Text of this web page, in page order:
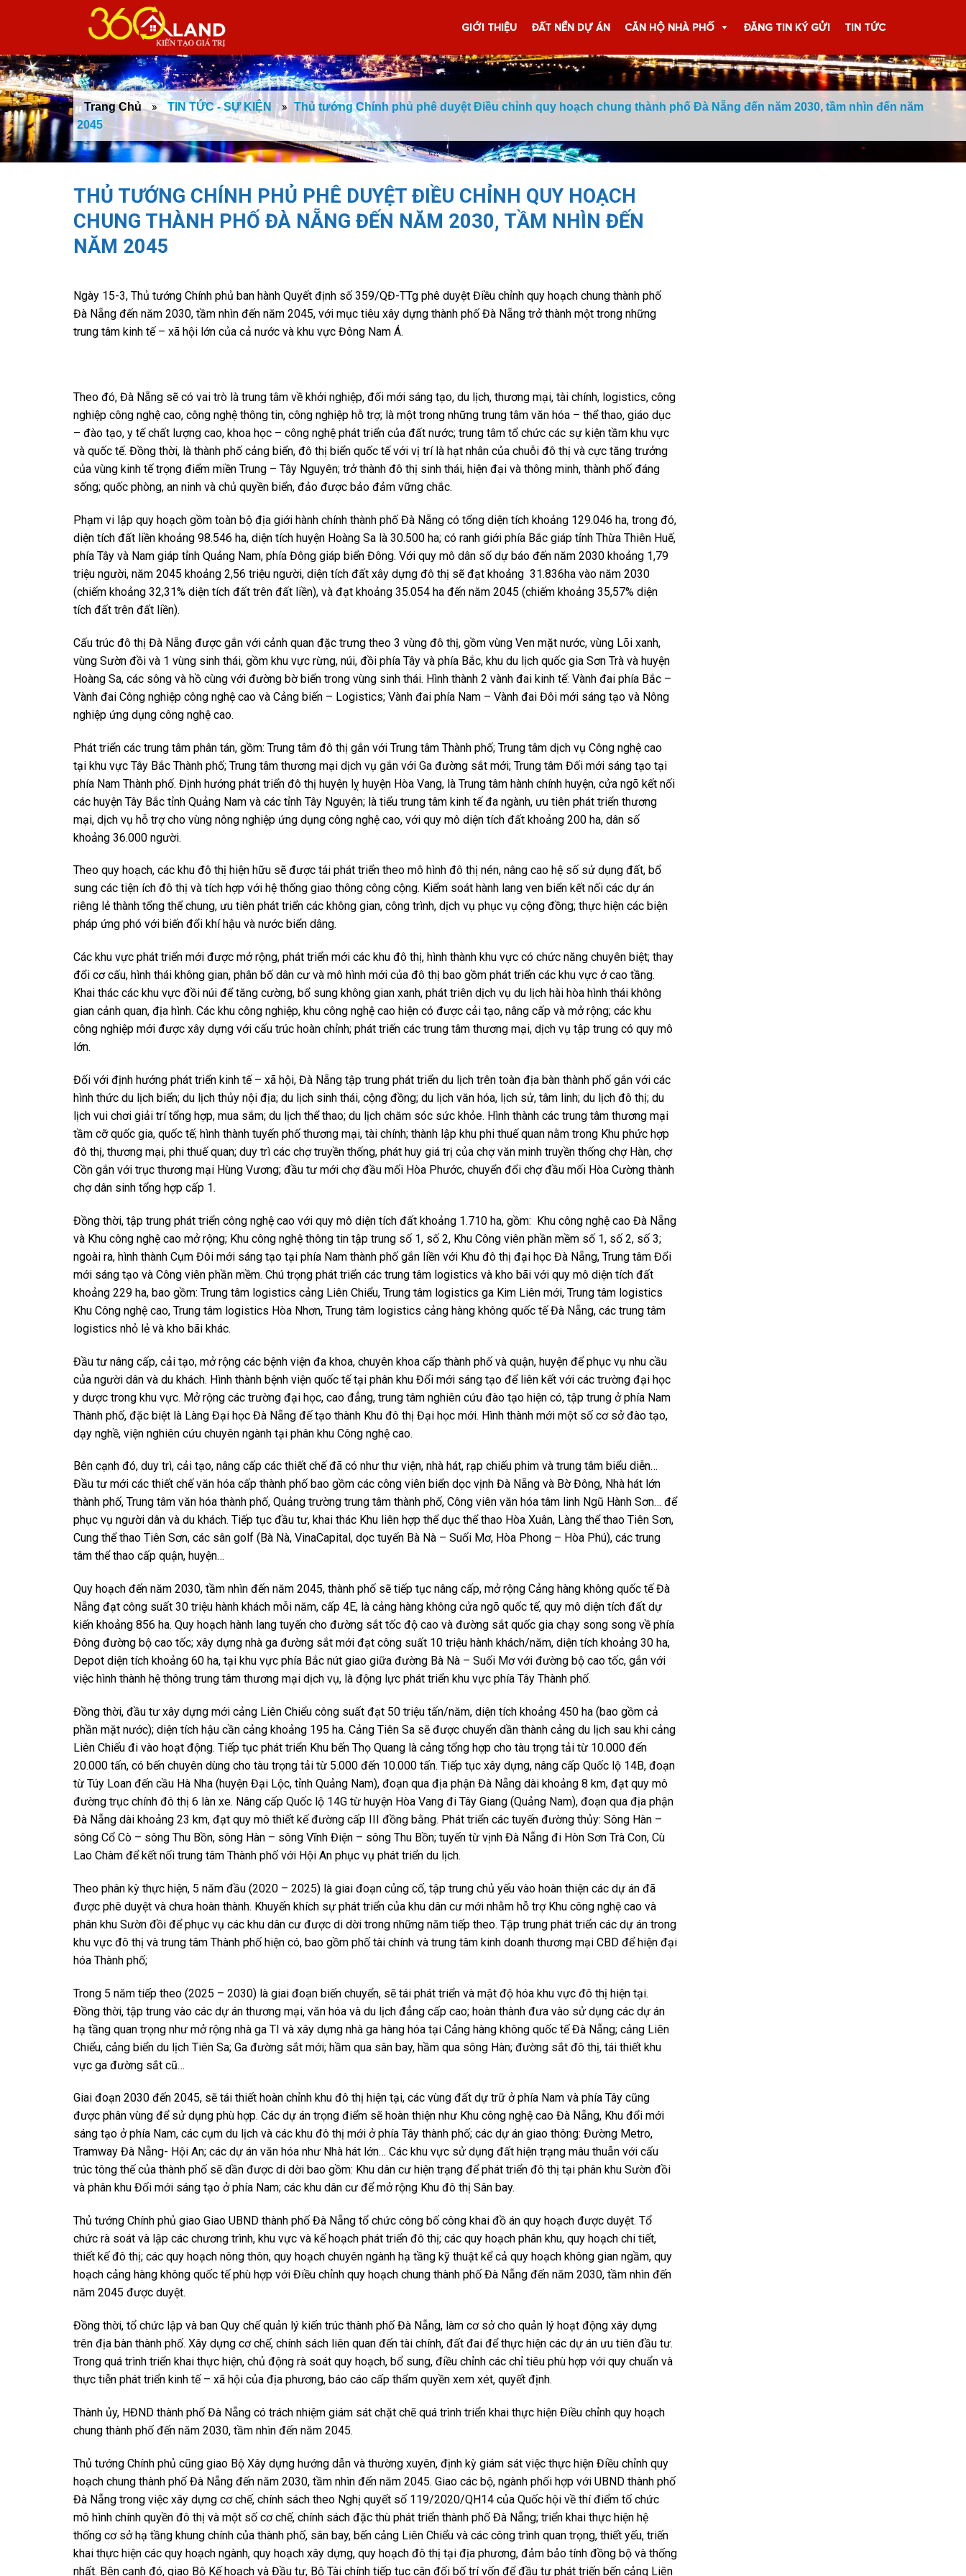
GIỚI THIỆU ĐẤT NỀN DỰ ÁN CĂN HỘ NHÀ PHỐ ĐĂNG TIN KÝ GỬI TIN TỨC
Trang Chủ » TIN TỨC - SỰ KIỆN » Thủ tướng Chính phủ phê duyệt Điều chỉnh quy hoạch chung thành phố Đà Nẵng đến năm 2030, tầm nhìn đến năm
2045
THỦ TƯỚNG CHÍNH PHỦ PHÊ DUYỆT ĐIỀU CHỈNH QUY HOẠCH
CHUNG THÀNH PHỐ ĐÀ NẴNG ĐẾN NĂM 2030, TẦM NHÌN ĐẾN
NĂM 2045
Ngày 15-3, Thủ tướng Chính phủ ban hành Quyết định số 359/QĐ-TTg phê duyệt Điều chỉnh quy hoạch chung thành phố
Đà Nẵng đến năm 2030, tầm nhìn đến năm 2045, với mục tiêu xây dựng thành phố Đà Nẵng trở thành một trong những
trung tâm kinh tế – xã hội lớn của cả nước và khu vực Đông Nam Á.
Theo đó, Đà Nẵng sẽ có vai trò là trung tâm về khởi nghiệp, đối mới sáng tạo, du lịch, thương mại, tài chính, logistics, công
nghiệp công nghệ cao, công nghệ thông tin, công nghiệp hỗ trợ; là một trong những trung tâm văn hóa – thể thao, giáo dục
– đào tạo, y tế chất lượng cao, khoa học – công nghệ phát triển của đất nước; trung tâm tổ chức các sự kiện tầm khu vực
và quốc tế. Đồng thời, là thành phố cảng biển, đô thị biển quốc tế với vị trí là hạt nhân của chuỗi đô thị và cực tăng trưởng
của vùng kinh tế trọng điểm miền Trung – Tây Nguyên; trở thành đô thị sinh thái, hiện đại và thông minh, thành phố đáng
sống; quốc phòng, an ninh và chủ quyền biển, đảo được bảo đảm vững chắc.
Phạm vi lập quy hoạch gồm toàn bộ địa giới hành chính thành phố Đà Nẵng có tổng diện tích khoảng 129.046 ha, trong đó,
diện tích đất liền khoảng 98.546 ha, diện tích huyện Hoàng Sa là 30.500 ha; có ranh giới phía Bắc giáp tỉnh Thừa Thiên Huế,
phía Tây và Nam giáp tỉnh Quảng Nam, phía Đông giáp biển Đông. Với quy mô dân số dự báo đến năm 2030 khoảng 1,79
triệu người, năm 2045 khoảng 2,56 triệu người, diện tích đất xây dựng đô thị sẽ đạt khoảng 31.836ha vào năm 2030
(chiếm khoảng 32,31% diện tích đất trên đất liền), và đạt khoảng 35.054 ha đến năm 2045 (chiếm khoảng 35,57% diện
tích đất trên đất liền).
Cấu trúc đô thị Đà Nẵng được gắn với cảnh quan đặc trưng theo 3 vùng đô thị, gồm vùng Ven mặt nước, vùng Lõi xanh,
vùng Sườn đồi và 1 vùng sinh thái, gồm khu vực rừng, núi, đồi phía Tây và phía Bắc, khu du lịch quốc gia Sơn Trà và huyện
Hoàng Sa, các sông và hồ cùng với đường bờ biển trong vùng sinh thái. Hình thành 2 vành đai kinh tế: Vành đai phía Bắc –
Vành đai Công nghiệp công nghệ cao và Cảng biến – Logistics; Vành đai phía Nam – Vành đai Đôi mới sáng tạo và Nông
nghiệp ứng dụng công nghệ cao.
Phát triển các trung tâm phân tán, gồm: Trung tâm đô thị gắn với Trung tâm Thành phố; Trung tâm dịch vụ Công nghệ cao
tại khu vực Tây Bắc Thành phố; Trung tâm thương mại dịch vụ gắn với Ga đường sắt mới; Trung tâm Đối mới sáng tạo tại
phía Nam Thành phố. Định hướng phát triển đô thị huyện lỵ huyện Hòa Vang, là Trung tâm hành chính huyện, cửa ngõ kết nối
các huyện Tây Bắc tỉnh Quảng Nam và các tỉnh Tây Nguyên; là tiểu trung tâm kinh tế đa ngành, ưu tiên phát triển thương
mại, dịch vụ hỗ trợ cho vùng nông nghiệp ứng dụng công nghệ cao, với quy mô diện tích đất khoảng 200 ha, dân số
khoảng 36.000 người.
Theo quy hoạch, các khu đô thị hiện hữu sẽ được tái phát triển theo mô hình đô thị nén, nâng cao hệ số sử dụng đất, bổ
sung các tiện ích đô thị và tích hợp với hệ thống giao thông công cộng. Kiểm soát hành lang ven biển kết nối các dự án
riêng lẻ thành tổng thể chung, ưu tiên phát triển các không gian, công trình, dịch vụ phục vụ cộng đồng; thực hiện các biện
pháp ứng phó với biến đổi khí hậu và nước biển dâng.
Các khu vực phát triển mới được mở rộng, phát triển mới các khu đô thị, hình thành khu vực có chức năng chuyên biệt; thay
đổi cơ cấu, hình thái không gian, phân bố dân cư và mô hình mới của đô thị bao gồm phát triển các khu vực ở cao tầng.
Khai thác các khu vực đồi núi để tăng cường, bổ sung không gian xanh, phát triên dịch vụ du lịch hài hòa hình thái không
gian cảnh quan, địa hình. Các khu công nghiệp, khu công nghệ cao hiện có được cải tạo, nâng cấp và mở rộng; các khu
công nghiệp mới được xây dựng với cấu trúc hoàn chỉnh; phát triến các trung tâm thương mại, dịch vụ tập trung có quy mô
lớn.
Đối với định hướng phát triển kinh tế – xã hội, Đà Nẵng tập trung phát triển du lịch trên toàn địa bàn thành phố gắn với các
hình thức du lịch biển; du lịch thủy nội địa; du lịch sinh thái, cộng đồng; du lịch văn hóa, lịch sử, tâm linh; du lịch đô thị; du
lịch vui chơi giải trí tổng hợp, mua sắm; du lịch thể thao; du lịch chăm sóc sức khỏe. Hình thành các trung tâm thương mại
tầm cỡ quốc gia, quốc tế; hình thành tuyến phố thương mại, tài chính; thành lập khu phi thuế quan nằm trong Khu phức hợp
đô thị, thương mại, phi thuế quan; duy trì các chợ truyền thống, phát huy giá trị của chợ văn minh truyền thống chợ Hàn, chợ
Cồn gắn với trục thương mại Hùng Vương; đầu tư mới chợ đầu mối Hòa Phước, chuyển đổi chợ đầu mối Hòa Cường thành
chợ dân sinh tổng hợp cấp 1.
Đồng thời, tập trung phát triển công nghệ cao với quy mô diện tích đất khoảng 1.710 ha, gồm: Khu công nghệ cao Đà Nẵng
và Khu công nghệ cao mở rộng; Khu công nghệ thông tin tập trung số 1, số 2, Khu Công viên phần mềm số 1, số 2, số 3;
ngoài ra, hình thành Cụm Đôi mới sáng tạo tại phía Nam thành phố gắn liền với Khu đô thị đại học Đà Nẵng, Trung tâm Đổi
mới sáng tạo và Công viên phần mềm. Chú trọng phát triển các trung tâm logistics và kho bãi với quy mô diện tích đất
khoảng 229 ha, bao gồm: Trung tâm logistics cảng Liên Chiểu, Trung tâm logistics ga Kim Liên mới, Trung tâm logistics
Khu Công nghệ cao, Trung tâm logistics Hòa Nhơn, Trung tâm logistics cảng hàng không quốc tế Đà Nẵng, các trung tâm
logistics nhỏ lẻ và kho bãi khác.
Đầu tư nâng cấp, cải tạo, mở rộng các bệnh viện đa khoa, chuyên khoa cấp thành phố và quận, huyện để phục vụ nhu cầu
của người dân và du khách. Hình thành bệnh viện quốc tế tại phân khu Đổi mới sáng tạo để liên kết với các trường đại học
y dược trong khu vực. Mở rộng các trường đại học, cao đẳng, trung tâm nghiên cứu đào tạo hiện có, tập trung ở phía Nam
Thành phố, đặc biệt là Làng Đại học Đà Nẵng đế tạo thành Khu đô thị Đại học mới. Hình thành mới một số cơ sở đào tạo,
dạy nghề, viện nghiên cứu chuyên ngành tại phân khu Công nghệ cao.
Bên cạnh đó, duy trì, cải tạo, nâng cấp các thiết chế đã có như thư viện, nhà hát, rạp chiếu phim và trung tâm biểu diễn…
Đầu tư mới các thiết chế văn hóa cấp thành phố bao gồm các công viên biển dọc vịnh Đà Nẵng và Bờ Đông, Nhà hát lớn
thành phố, Trung tâm văn hóa thành phố, Quảng trường trung tâm thành phố, Công viên văn hóa tâm linh Ngũ Hành Sơn… để
phục vụ người dân và du khách. Tiếp tục đầu tư, khai thác Khu liên hợp thể dục thể thao Hòa Xuân, Làng thể thao Tiên Sơn,
Cung thể thao Tiên Sơn, các sân golf (Bà Nà, VinaCapital, dọc tuyến Bà Nà – Suối Mơ, Hòa Phong – Hòa Phú), các trung
tâm thể thao cấp quận, huyện…
Quy hoạch đến năm 2030, tầm nhìn đến năm 2045, thành phố sẽ tiếp tục nâng cấp, mở rộng Cảng hàng không quốc tế Đà
Nẵng đạt công suất 30 triệu hành khách mỗi năm, cấp 4E, là cảng hàng không cửa ngõ quốc tế, quy mô diện tích đất dự
kiến khoảng 856 ha. Quy hoạch hành lang tuyến cho đường sắt tốc độ cao và đường sắt quốc gia chạy song song về phía
Đông đường bộ cao tốc; xây dựng nhà ga đường sắt mới đạt công suất 10 triệu hành khách/năm, diện tích khoảng 30 ha,
Depot diện tích khoảng 60 ha, tại khu vực phía Bắc nút giao giữa đường Bà Nà – Suối Mơ với đường bộ cao tốc, gắn với
việc hình thành hệ thông trung tâm thương mại dịch vụ, là động lực phát triển khu vực phía Tây Thành phố.
Đồng thời, đầu tư xây dựng mới cảng Liên Chiểu công suất đạt 50 triệu tấn/năm, diện tích khoảng 450 ha (bao gồm cả
phần mặt nước); diện tích hậu cần cảng khoảng 195 ha. Cảng Tiên Sa sẽ được chuyển dần thành cảng du lịch sau khi cảng
Liên Chiếu đi vào hoạt động. Tiếp tục phát triển Khu bến Thọ Quang là cảng tổng hợp cho tàu trọng tải từ 10.000 đến
20.000 tấn, có bến chuyên dùng cho tàu trọng tải từ 5.000 đến 10.000 tấn. Tiếp tục xây dựng, nâng cấp Quốc lộ 14B, đoạn
từ Túy Loan đến cầu Hà Nha (huyện Đại Lộc, tỉnh Quảng Nam), đoạn qua địa phận Đà Nẵng dài khoảng 8 km, đạt quy mô
đường trục chính đô thị 6 làn xe. Nâng cấp Quốc lộ 14G từ huyện Hòa Vang đi Tây Giang (Quảng Nam), đoạn qua địa phận
Đà Nẵng dài khoảng 23 km, đạt quy mô thiết kế đường cấp III đồng bằng. Phát triển các tuyến đường thủy: Sông Hàn –
sông Cổ Cò – sông Thu Bồn, sông Hàn – sông Vĩnh Điện – sông Thu Bồn; tuyến từ vịnh Đà Nẵng đi Hòn Sơn Trà Con, Cù
Lao Chàm để kết nối trung tâm Thành phố với Hội An phục vụ phát triển du lịch.
Theo phân kỳ thực hiện, 5 năm đầu (2020 – 2025) là giai đoạn củng cố, tập trung chủ yếu vào hoàn thiện các dự án đã
được phê duyệt và chưa hoàn thành. Khuyến khích sự phát triển của khu dân cư mới nhằm hỗ trợ Khu công nghệ cao và
phân khu Sườn đồi để phục vụ các khu dân cư được di dời trong những năm tiếp theo. Tập trung phát triển các dự án trong
khu vực đô thị và trung tâm Thành phố hiện có, bao gồm phố tài chính và trung tâm kinh doanh thương mại CBD để hiện đại
hóa Thành phố;
Trong 5 năm tiếp theo (2025 – 2030) là giai đoạn biến chuyển, sẽ tái phát triển và mật độ hóa khu vực đô thị hiện tại.
Đồng thời, tập trung vào các dự án thương mại, văn hóa và du lịch đẳng cấp cao; hoàn thành đưa vào sử dụng các dự án
hạ tầng quan trọng như mở rộng nhà ga TI và xây dựng nhà ga hàng hóa tại Cảng hàng không quốc tế Đà Nẵng; cảng Liên
Chiểu, cảng biển du lịch Tiên Sa; Ga đường sắt mới; hầm qua sân bay, hầm qua sông Hàn; đường sắt đô thị, tái thiết khu
vực ga đường sắt cũ…
Giai đoạn 2030 đến 2045, sẽ tái thiết hoàn chỉnh khu đô thị hiện tại, các vùng đất dự trữ ở phía Nam và phía Tây cũng
được phân vùng để sử dụng phù hợp. Các dự án trọng điểm sẽ hoàn thiện như Khu công nghệ cao Đà Nẵng, Khu đổi mới
sáng tạo ở phía Nam, các cụm du lịch và các khu đô thị mới ở phía Tây thành phố; các dự án giao thông: Đường Metro,
Tramway Đà Nẵng- Hội An; các dự án văn hóa như Nhà hát lớn… Các khu vực sử dụng đất hiện trạng mâu thuẫn với cấu
trúc tông thế của thành phố sẽ dần được di dời bao gồm: Khu dân cư hiện trạng để phát triển đô thị tại phân khu Sườn đồi
và phân khu Đối mới sáng tạo ở phía Nam; các khu dân cư để mở rộng Khu đô thị Sân bay.
Thủ tướng Chính phủ giao Giao UBND thành phố Đà Nẵng tổ chức công bố công khai đồ án quy hoạch được duyệt. Tổ
chức rà soát và lập các chương trình, khu vực và kế hoạch phát triển đô thị; các quy hoạch phân khu, quy hoạch chi tiết,
thiết kế đô thị; các quy hoạch nông thôn, quy hoạch chuyên ngành hạ tầng kỹ thuật kể cả quy hoạch không gian ngầm, quy
hoạch cảng hàng không quốc tế phù hợp với Điều chỉnh quy hoạch chung thành phố Đà Nẵng đến năm 2030, tầm nhìn đến
năm 2045 được duyệt.
Đồng thời, tổ chức lập và ban Quy chế quản lý kiến trúc thành phố Đà Nẵng, làm cơ sở cho quản lý hoạt động xây dựng
trên địa bàn thành phố. Xây dựng cơ chế, chính sách liên quan đến tài chính, đất đai để thực hiện các dự án ưu tiên đầu tư.
Trong quá trình triển khai thực hiện, chủ động rà soát quy hoạch, bổ sung, điều chỉnh các chỉ tiêu phù hợp với quy chuẩn và
thực tiễn phát triển kinh tế – xã hội của địa phương, báo cáo cấp thẩm quyền xem xét, quyết định.
Thành ủy, HĐND thành phố Đà Nẵng có trách nhiệm giám sát chặt chẽ quá trình triển khai thực hiện Điều chỉnh quy hoạch
chung thành phố đến năm 2030, tầm nhìn đến năm 2045.
Thủ tướng Chính phủ cũng giao Bộ Xây dựng hướng dẫn và thường xuyên, định kỳ giám sát việc thực hiện Điều chỉnh quy
hoạch chung thành phố Đà Nẵng đến năm 2030, tầm nhìn đến năm 2045. Giao các bộ, ngành phối hợp với UBND thành phố
Đà Nẵng trong việc xây dựng cơ chế, chính sách theo Nghị quyết số 119/2020/QH14 của Quốc hội về thí điểm tố chức
mô hình chính quyền đô thị và một số cơ chế, chính sách đặc thù phát triển thành phố Đà Nẵng; triển khai thực hiện hệ
thống cơ sở hạ tầng khung chính của thành phố, sân bay, bến cảng Liên Chiểu và các công trình quan trọng, thiết yếu, triến
khai thực hiện các quy hoạch ngành, quy hoạch xây dựng, quy hoạch đô thị tại địa phương, đảm bảo tính đồng bộ và thống
nhất. Bên cạnh đó, giao Bộ Kế hoạch và Đầu tư, Bộ Tài chính tiếp tục cân đối bố trí vốn để đầu tư phát triến bến cảng Liên